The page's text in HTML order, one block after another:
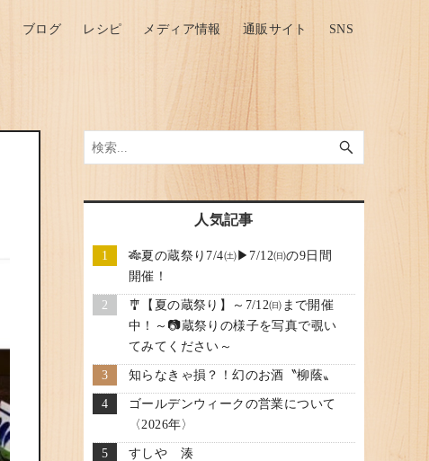
ブログ レシピ メディア情報 通販サイト SNS
人気記事
🎋夏の蔵祭り7/4㈯▶7/12㈰の9日間
開催！
🎐【夏の蔵祭り】～7/12㈰まで開催
中！～📷蔵祭りの様子を写真で覗い
てみてください～
知らなきゃ損？！幻のお酒〝柳蔭〟
ゴールデンウィークの営業について
〈2026年〉
すしや 湊